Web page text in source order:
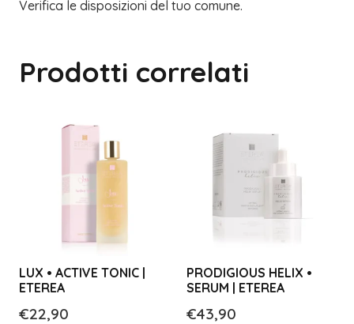
Verifica le disposizioni del tuo comune.
Prodotti correlati
LUX • ACTIVE TONIC |
ETEREA
€22,90
PRODIGIOUS HELIX •
SERUM | ETEREA
€43,90